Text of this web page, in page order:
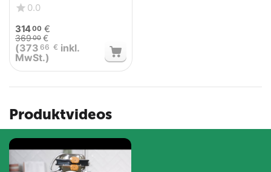
0.0
31400 €
36900 €
(373 66 € inkl.
MwSt.)
Produktvideos